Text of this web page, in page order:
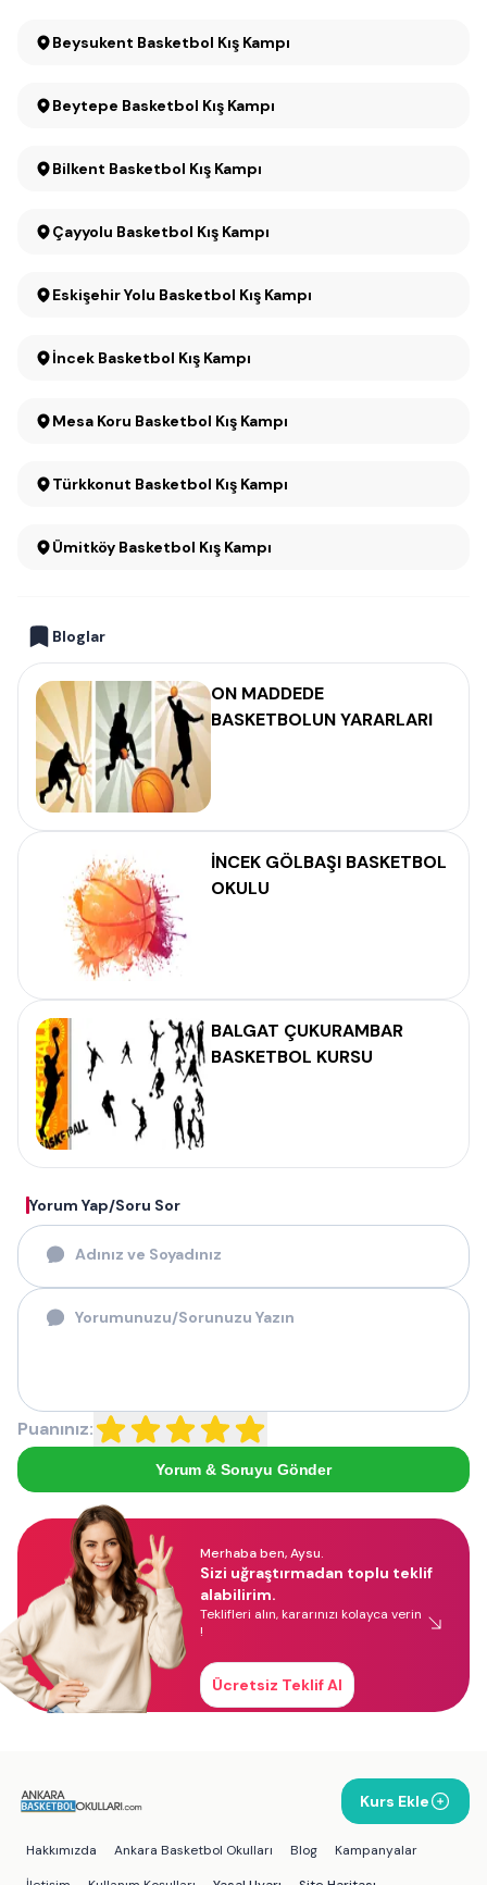
Beysukent Basketbol Kış Kampı
Beytepe Basketbol Kış Kampı
Bilkent Basketbol Kış Kampı
Çayyolu Basketbol Kış Kampı
Eskişehir Yolu Basketbol Kış Kampı
İncek Basketbol Kış Kampı
Mesa Koru Basketbol Kış Kampı
Türkkonut Basketbol Kış Kampı
Ümitköy Basketbol Kış Kampı
Bloglar
ON MADDEDE
BASKETBOLUN YARARLARI
İNCEK GÖLBAŞI BASKETBOL
OKULU
BALGAT ÇUKURAMBAR
BASKETBOL KURSU
Yorum Yap/Soru Sor
Puanınız:
Yorum & Soruyu Gönder
Merhaba ben, Aysu.
Sizi uğraştırmadan toplu teklif
alabilirim.
Teklifleri alın, kararınızı kolayca verin
!
Ücretsiz Teklif Al
Kurs Ekle
Hakkımızda Ankara Basketbol Okulları Blog
Kampanyalar